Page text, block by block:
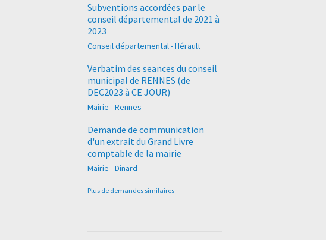
Subventions accordées par le
conseil départemental de 2021 à
2023
Conseil départemental - Hérault
Verbatim des seances du conseil
municipal de RENNES (de
DEC2023 à CE JOUR)
Mairie - Rennes
Demande de communication
d'un extrait du Grand Livre
comptable de la mairie
Mairie - Dinard
Plus de demandes similaires